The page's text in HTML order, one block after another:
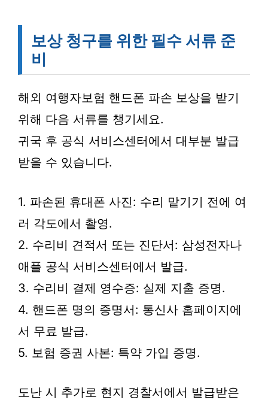
보상 청구를 위한 필수 서류 준
비
해외 여행자보험 핸드폰 파손 보상을 받기
위해 다음 서류를 챙기세요.
귀국 후 공식 서비스센터에서 대부분 발급
받을 수 있습니다.
1. 파손된 휴대폰 사진: 수리 맡기기 전에 여
러 각도에서 촬영.
2. 수리비 견적서 또는 진단서: 삼성전자나
애플 공식 서비스센터에서 발급.
3. 수리비 결제 영수증: 실제 지출 증명.
4. 핸드폰 명의 증명서: 통신사 홈페이지에
서 무료 발급.
5. 보험 증권 사본: 특약 가입 증명.
도난 시 추가로 현지 경찰서에서 발급받은